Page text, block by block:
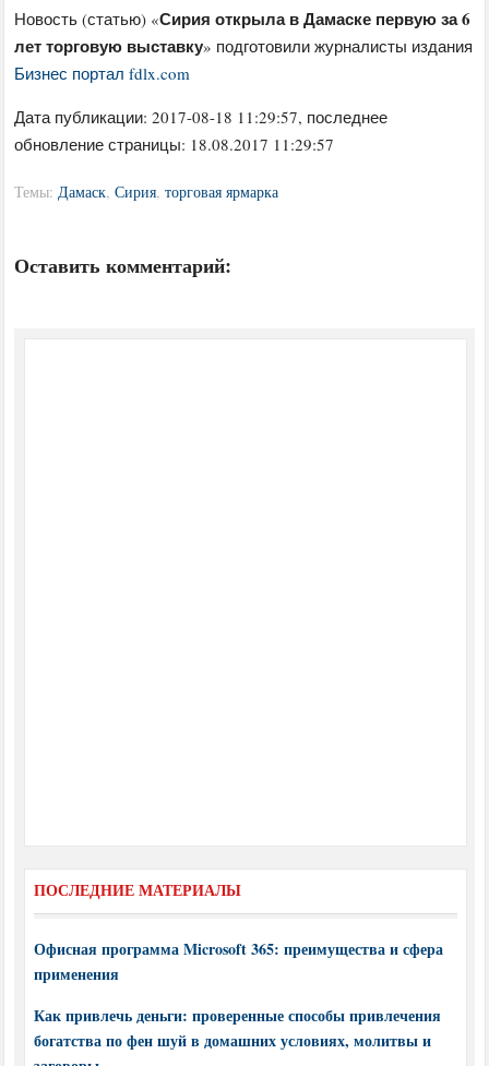
Новость (статью) «Сирия открыла в Дамаске первую за 6
лет торговую выставку» подготовили журналисты издания
Бизнес портал fdlx.com
Дата публикации:2017-08-18 11:29:57, последнее
обновление страницы: 18.08.2017 11:29:57
Темы:Дамаск,Сирия,торговая ярмарка
Оставить комментарий:
ПОСЛЕДНИЕ МАТЕРИАЛЫ
Офисная программа Microsoft 365: преимущества и сфера
применения
Как привлечь деньги: проверенные способы привлечения
богатства по фен шуй в домашних условиях, молитвы и